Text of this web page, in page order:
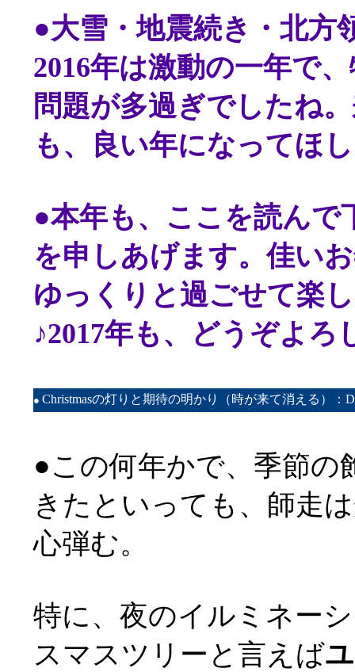
●大雪・地震続き・北
2016年は激動の一年で
問題が多過ぎでしたね
も、良い年になってほ
●本年も、ここを読んで
を申しあげます。佳い
ゆっくりと過ごせて楽
♪2017年も、どうぞよ
● Christmasの灯りと期待の明かり（時が来て消える）：
●この何年かで、季節の
きたといっても、師走
心弾む。
特に、夜のイルミネー
スマスツリーと言えば